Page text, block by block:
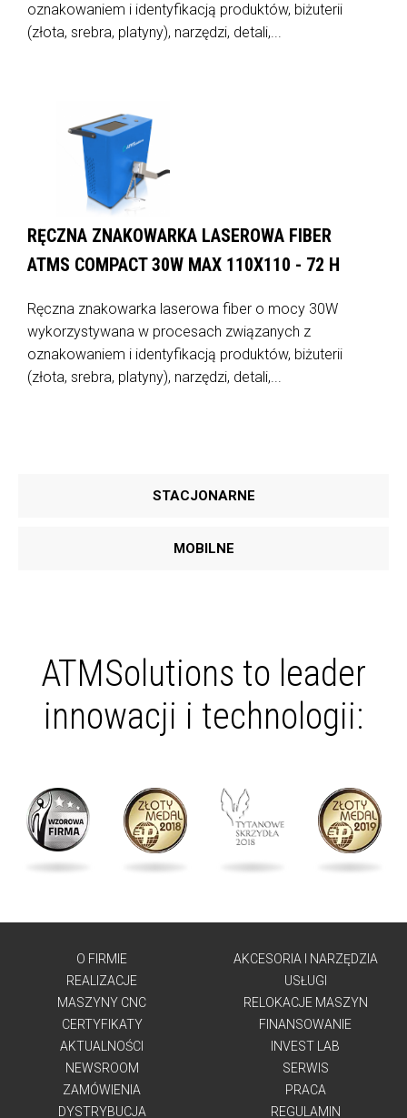
oznakowaniem i identyfikacją produktów, biżuterii
(złota, srebra, platyny), narzędzi, detali,...
RĘCZNA ZNAKOWARKA LASEROWA FIBER
ATMS COMPACT 30W MAX 110X110 - 72 H
Ręczna znakowarka laserowa fiber o mocy 30W
wykorzystywana w procesach związanych z
oznakowaniem i identyfikacją produktów, biżuterii
(złota, srebra, platyny), narzędzi, detali,...
STACJONARNE
MOBILNE
ATMSolutions to leader
innowacji i technologii:
O FIRMIE
REALIZACJE
MASZYNY CNC
AKCESORIA I NARZĘDZIA
USŁUGI
RELOKACJE MASZYN
CERTYFIKATY
AKTUALNOŚCI
NEWSROOM
FINANSOWANIE
INVEST LAB
SERWIS
ZAMÓWIENIA
DYSTRYBUCJA
PRACA
REGULAMIN